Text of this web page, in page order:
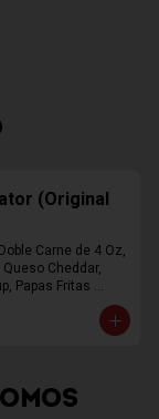
(Original
Carne de 4 Oz,
Cheddar,
Papas Fritas